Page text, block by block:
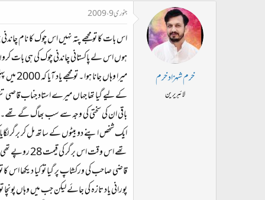
خ
ا
خرم شہزاد خرم
لائبریرین
جنوری 9، 2009
اس بات کا تو مجھے پتہ نہیں اس چوک کا نام
ہوں اس لے پاکستانی چاندنی چوک کی ہی بات
میرا
کے لیے گیا تھا جہاں میرے استاد جناب
باقی ان کی سختی کی وجہ سے سب بھاگ گے تھے۔
ایک شخص اپنے دو بیٹوں کے ساتھ مل کر برگر
تھے اس وقت
قاضی صاحب کی ورکشاپ پر گیا تو کیا دیکھا اس
پورانی یاد تازہ کی جائے لیکن جب میں وہاں